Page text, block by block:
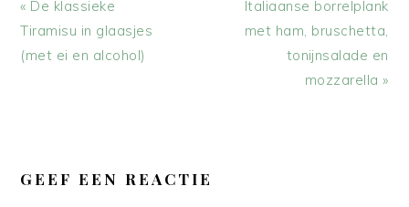
Vorig
bericht:
« De klassieke
Tiramisu in glaasjes
(met ei en alcohol)
Volgend
bericht:
Italiaanse borrelplank
met ham, bruschetta,
tonijnsalade en
mozzarella »
INTERACTIES
GEEF EEN REACTIE